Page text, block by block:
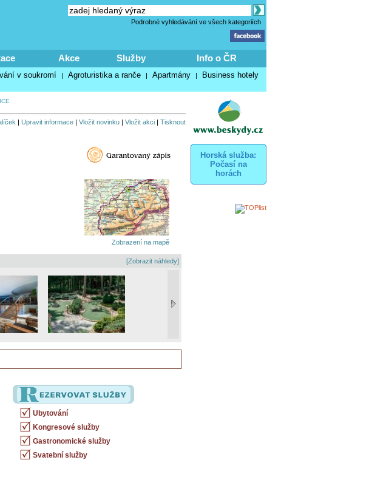
Podrobné vyhledávání ve všech kategoriích
Akce Služby Info o ČR
v soukromí | Agroturistika a ranče | Apartmány | Business hotely
| Upravit informace| Vložit novinku| Vložit akci| Tisknout
Zobrazení na mapě
[Zobrazit náhledy]
Ubytování
Kongresové služby
Gastronomické služby
Svatební služby
Horská služba:
Počasí na
horách